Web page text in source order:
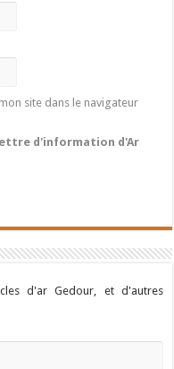
site dans le navigateur
d'information d'Ar
d'ar Gedour, et d'autres